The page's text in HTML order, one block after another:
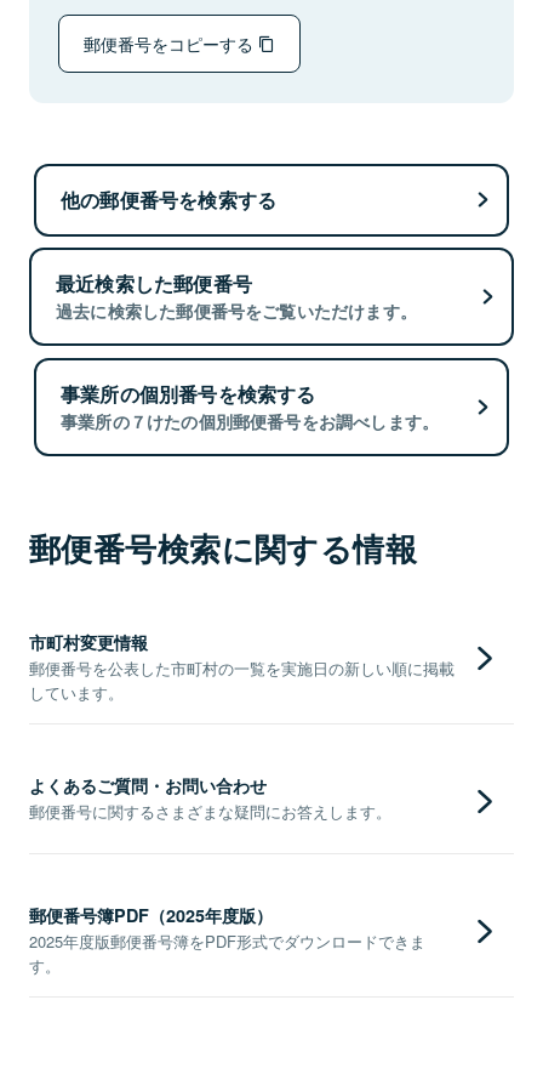
郵便番号をコピーする
他の郵便番号を検索する
最近検索した郵便番号
過去に検索した郵便番号をご覧いただけます。
事業所の個別番号を検索する
事業所の７けたの個別郵便番号をお調べします。
郵便番号検索に関する情報
市町村変更情報
郵便番号を公表した市町村の一覧を実施日の新しい順に掲載
しています。
よくあるご質問・お問い合わせ
郵便番号に関するさまざまな疑問にお答えします。
郵便番号簿PDF（2025年度版）
2025年度版郵便番号簿をPDF形式でダウンロードできま
す。